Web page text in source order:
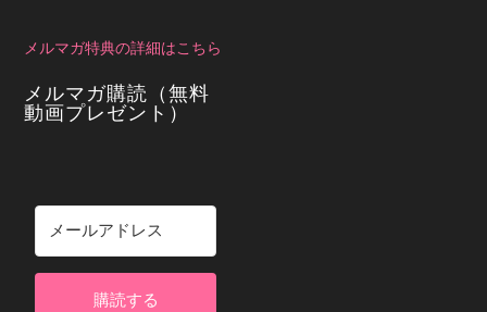
メルマガ特典の詳細はこちら
メルマガ購読（無料
動画プレゼント）
購読する